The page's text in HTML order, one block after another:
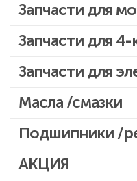
Запчасти для
Запчасти для
Запчасти для
Двигатели, редукторы
Выключатели,
Запчасти для
Масла /смазки
Подшипники /
АКЦИЯ